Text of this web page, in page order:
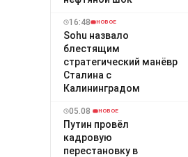
16:48 НОВОЕ
Sohu назвало
блестящим
стратегический манёвр
Сталина с
Калининградом
05.08 НОВОЕ
Путин провёл
кадровую
перестановку в